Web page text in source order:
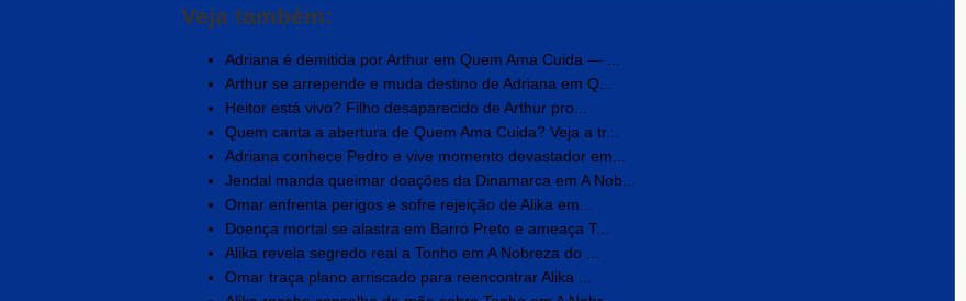
Veja também:
Adriana é demitida por Arthur em Quem Ama Cuida — ...
Arthur se arrepende e muda destino de Adriana em Q...
Heitor está vivo? Filho desaparecido de Arthur pro...
Quem canta a abertura de Quem Ama Cuida? Veja a tr...
Adriana conhece Pedro e vive momento devastador em...
Jendal manda queimar doações da Dinamarca em A Nob...
Omar enfrenta perigos e sofre rejeição de Alika em...
Doença mortal se alastra em Barro Preto e ameaça T...
Alika revela segredo real a Tonho em A Nobreza do ...
Omar traça plano arriscado para reencontrar Alika ...